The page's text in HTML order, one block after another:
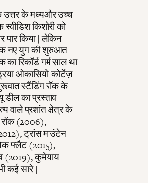
उत्तर के मध्यऔर उच्च
किशोरी को
पार किया | लेकिन
एक नए युग की शुरुआत
रिकॉर्ड गर्म साल था
ओकासियो-कोर्टेज़
स्टैंडिंग रॉक के
डील का प्रस्ताव
वाले प्रशांत क्षेत्र के
रॉक (2006),
ट्रांस माउंटेन
फ्लैट (2015),
(2019), कुमेयाय
कई सारे |